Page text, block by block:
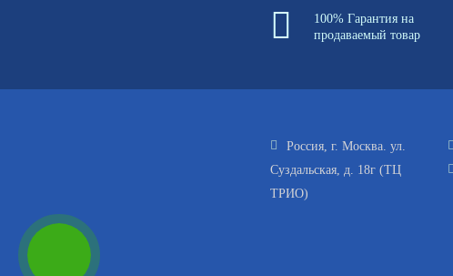
100% Гарантия на
продаваемый товар
Россия, г. Москва. ул.
Суздальская, д. 18г (ТЦ
ТРИО)